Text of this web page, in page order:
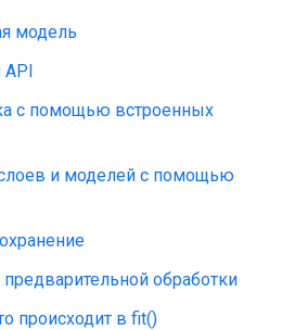
модель
с помощью встроенных
и моделей с помощью
обработки
происходит в fit()